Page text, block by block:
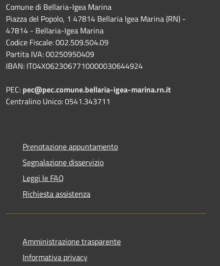
Comune di Bellaria-Igea Marina
Piazza del Popolo, 1 47814 Bellaria Igea Marina (RN) -
47814 - Bellaria-Igea Marina
Codice Fiscale: 002.509.504.09
Partita IVA: 00250950409
IBAN: IT04X0623067710000030644924
PEC: pec@pec.comune.bellaria-igea-marina.rn.it
Centralino Unico: 0541.343711
Prenotazione appuntamento
Segnalazione disservizio
Leggi le FAQ
Richiesta assistenza
Amministrazione trasparente
Informativa privacy